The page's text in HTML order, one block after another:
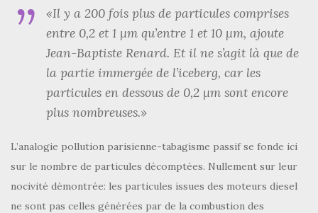
«Il y a 200 fois plus de particules comprises
entre 0,2 et 1 µm qu’entre 1 et 10 µm, ajoute
Jean-Baptiste Renard. Et il ne s’agit là que de
la partie immergée de l’iceberg, car les
particules en dessous de 0,2 µm sont encore
plus nombreuses.»
L’analogie pollution parisienne-tabagisme passif se fonde ici
sur le nombre de particules décomptées. Nullement sur leur
nocivité démontrée: les particules issues des moteurs diesel
ne sont pas celles générées par de la combustion des